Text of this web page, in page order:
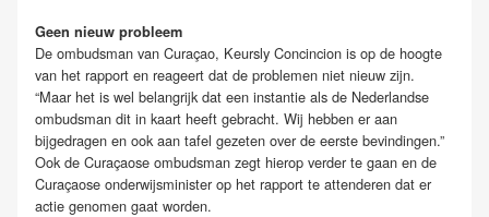
Geen nieuw probleem
De ombudsman van Curaçao, Keursly Concincion is op de hoogte
van het rapport en reageert dat de problemen niet nieuw zijn.
“Maar het is wel belangrijk dat een instantie als de Nederlandse
ombudsman dit in kaart heeft gebracht. Wij hebben er aan
bijgedragen en ook aan tafel gezeten over de eerste bevindingen.”
Ook de Curaçaose ombudsman zegt hierop verder te gaan en de
Curaçaose onderwijsminister op het rapport te attenderen dat er
actie genomen gaat worden.